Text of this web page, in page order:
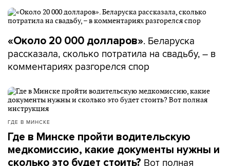
«Около 20 000 долларов». Беларуска
рассказала, сколько потратила на свадьбу, – в
комментариях разгорелся спор
ГДЕ В МИНСКЕ
Где в Минске пройти водительскую
медкомиссию, какие документы нужны и
сколько это будет стоить? Вот полная